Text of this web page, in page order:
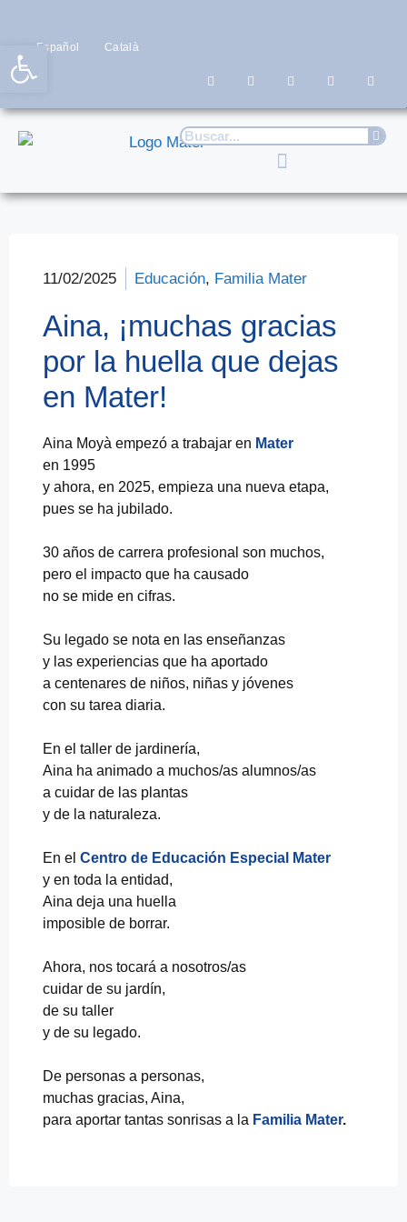
Español Català
11/02/2025 Educación, Familia Mater
Aina, ¡muchas gracias
por la huella que dejas
en Mater!
Aina Moyà empezó a trabajar en Mater
en 1995
y ahora, en 2025, empieza una nueva etapa,
pues se ha jubilado.
30 años de carrera profesional son muchos,
pero el impacto que ha causado
no se mide en cifras.
Su legado se nota en las enseñanzas
y las experiencias que ha aportado
a centenares de niños, niñas y jóvenes
con su tarea diaria.
En el taller de jardinería,
Aina ha animado a muchos/as alumnos/as
a cuidar de las plantas
y de la naturaleza.
En el Centro de Educación Especial Mater
y en toda la entidad,
Aina deja una huella
imposible de borrar.
Ahora, nos tocará a nosotros/as
cuidar de su jardín,
de su taller
y de su legado.
De personas a personas,
muchas gracias, Aina,
para aportar tantas sonrisas a la Familia Mater.
Abrir barra de herramientas